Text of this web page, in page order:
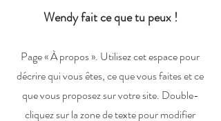
Wendy fait ce que tu peux !
Page « À propos ». Utilisez cet espace pour
décrire qui vous êtes, ce que vous faites et ce
que vous proposez sur votre site. Double-
cliquez sur la zone de texte pour modifier